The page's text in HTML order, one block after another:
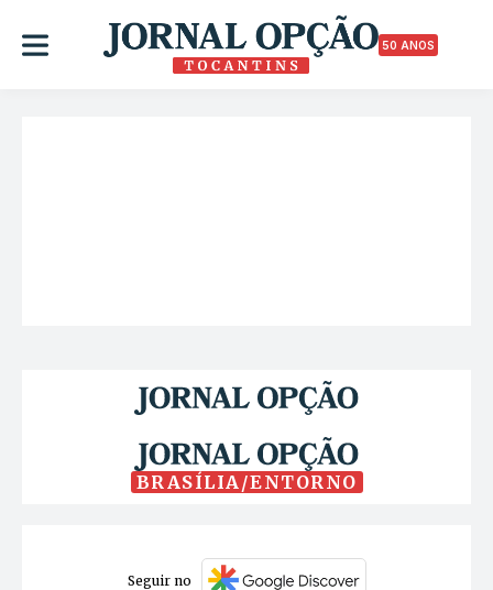
50 ANOS
BRASÍLIA/ENTORNO
Seguir no